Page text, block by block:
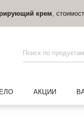
крем ,
АКЦИИ